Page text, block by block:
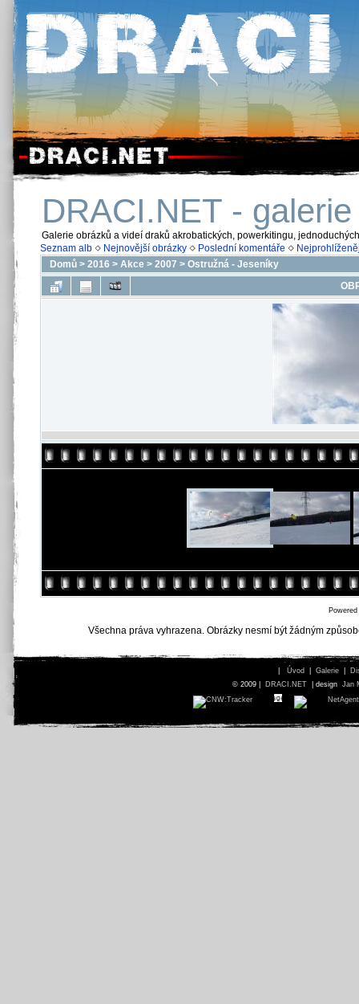
DRACI.NET - galerie
Galerie obrázků a videí draků akrobatických, powerkitingu,
Seznam alb
Nejnovější obrázky Poslední komentáře
Domů > 2016 > Akce > 2007 > Ostružná - Jeseníky
Všechna práva vyhrazena. Obrázky nesmí být žádným
Úvod Galerie
© 2009 |
DRACI.NET | design Jan